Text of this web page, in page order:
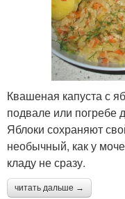
Квашеная капуста с
подвале или погребе
Яблоки сохраняют
необычный, как у
кладу не сразу.
читать дальше →